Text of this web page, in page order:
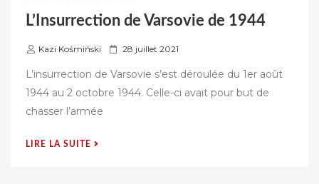
L’Insurrection de Varsovie de 1944
Kazi Kośmiński
P 28 juillet 2021
L’insurrection de Varsovie s’est déroulée du 1er août
1944 au 2 octobre 1944. Celle-ci avait pour but de
chasser l’armée
LIRE LA SUITE
« L’INSURRECTION